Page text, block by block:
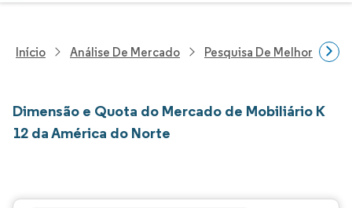
Início Análise De Mercado Pesquisa De Melhorias
Dimensão e Quota do Mercado de Mobiliário K
12 da América do Norte